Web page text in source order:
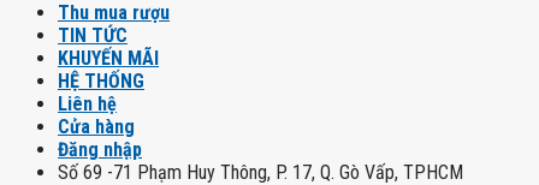
Thu mua rượu
TIN TỨC
KHUYẾN MÃI
HỆ THỐNG
Liên hệ
Cửa hàng
Đăng nhập
Số 69 -71 Phạm Huy Thông, P. 17, Q. Gò Vấp, TPHCM